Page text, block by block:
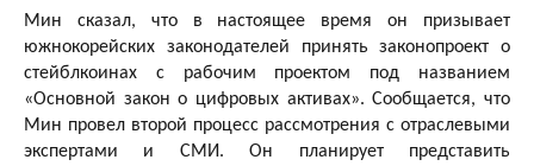
Мин сказал, что в настоящее время он призывает
южнокорейских законодателей принять законопроект о
стейблкоинах с рабочим проектом под названием
«Основной закон о цифровых активах». Сообщается, что
Мин провел второй процесс рассмотрения с отраслевыми
экспертами и СМИ. Он планирует представить